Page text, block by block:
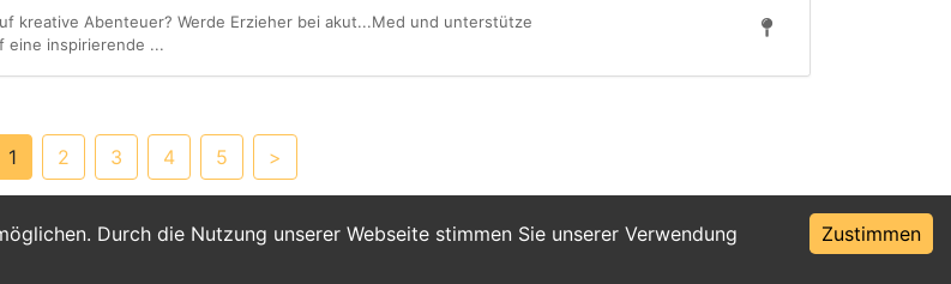
Durch die Nutzung unserer Webseite stimmen Sie unserer Verwendung
Zustimmen
kreative Abenteuer? Werde Erzieher bei akut...Med und unterstütze
eine inspirierende ...
1 2 3 4 5 >